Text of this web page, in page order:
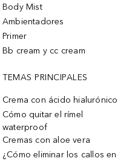
Body Mist
Ambientadores
Primer
Bb cream y cc cream
TEMAS PRINCIPALES
Crema con ácido hialurónico
Cómo quitar el rímel
waterproof
Cremas con aloe vera
¿Cómo eliminar los callos en